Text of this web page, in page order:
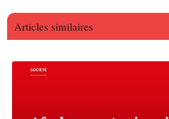
Articles similaires